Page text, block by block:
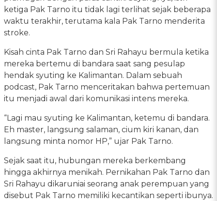
ketiga Pak Tarno itu tidak lagi terlihat sejak beberapa
waktu terakhir, terutama kala Pak Tarno menderita
stroke.
Kisah cinta Pak Tarno dan Sri Rahayu bermula ketika
mereka bertemu di bandara saat sang pesulap
hendak syuting ke Kalimantan. Dalam sebuah
podcast, Pak Tarno menceritakan bahwa pertemuan
itu menjadi awal dari komunikasi intens mereka.
“Lagi mau syuting ke Kalimantan, ketemu di bandara.
Eh master, langsung salaman, cium kiri kanan, dan
langsung minta nomor HP,” ujar Pak Tarno.
Sejak saat itu, hubungan mereka berkembang
hingga akhirnya menikah. Pernikahan Pak Tarno dan
Sri Rahayu dikaruniai seorang anak perempuan yang
disebut Pak Tarno memiliki kecantikan seperti ibunya.